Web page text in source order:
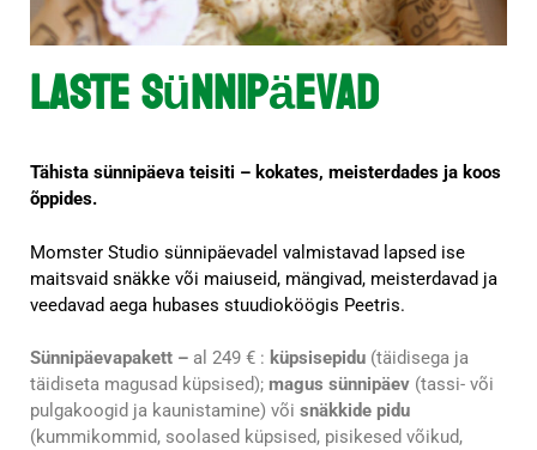
Laste sünnipäevad
Tähista sünnipäeva teisiti – kokates, meisterdades ja koos
õppides.
Momster Studio sünnipäevadel valmistavad lapsed ise
maitsvaid snäkke või maiuseid, mängivad, meisterdavad ja
veedavad aega hubases stuudioköögis Peetris.
Sünnipäevapakett – al 249 € : küpsisepidu (täidisega ja
täidiseta magusad küpsised); magus sünnipäev (tassi- või
pulgakoogid ja kaunistamine) või snäkkide pidu
(kummikommid, soolased küpsised, pisikesed võikud,